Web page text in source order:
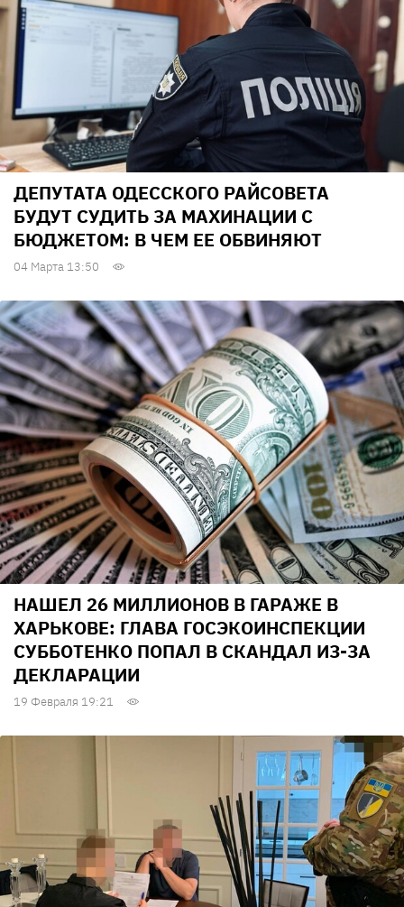
ДЕПУТАТА ОДЕССКОГО РАЙСОВЕТА
БУДУТ СУДИТЬ ЗА МАХИНАЦИИ С
БЮДЖЕТОМ: В ЧЕМ ЕЕ ОБВИНЯЮТ
04 Марта 13:50
НАШЕЛ 26 МИЛЛИОНОВ В ГАРАЖЕ В
ХАРЬКОВЕ: ГЛАВА ГОСЭКОИНСПЕКЦИИ
СУББОТЕНКО ПОПАЛ В СКАНДАЛ ИЗ-ЗА
ДЕКЛАРАЦИИ
19 Февраля 19:21